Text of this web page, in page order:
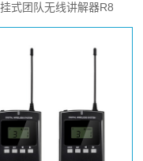
式团队无线讲解器R8